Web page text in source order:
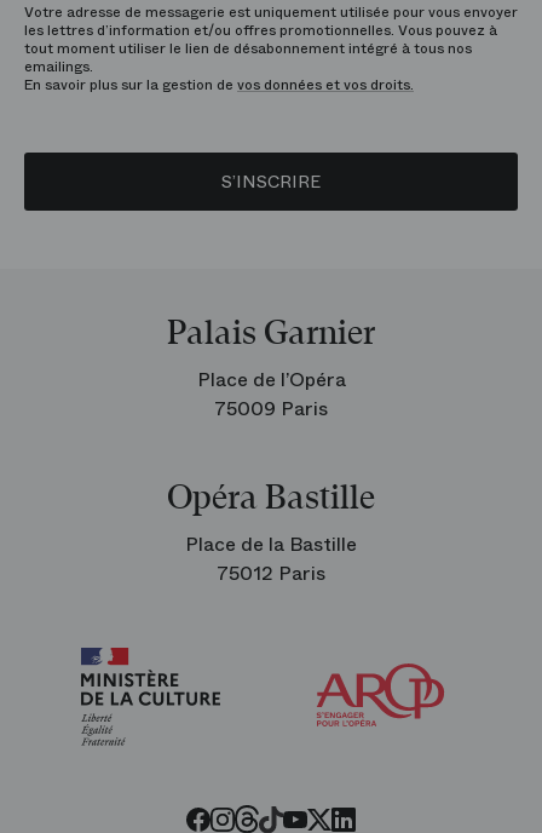
Votre adresse de messagerie est uniquement utilisée pour vous envoyer
les lettres d’information et/ou offres promotionnelles. Vous pouvez à
tout moment utiliser le lien de désabonnement intégré à tous nos
emailings.
En savoir plus sur la gestion de vos données et vos droits.
S’INSCRIRE
Palais Garnier
Place de l’Opéra
75009 Paris
Opéra Bastille
Place de la Bastille
75012 Paris
Facebook
Instagram
Threads
Tiktok
Youtube
Twitter
LinkedIn